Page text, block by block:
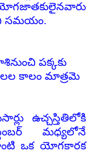
యోగజాతకులైనవారు
సమయం.
పక్కకు
కాలం మాత్రమె
ఉచ్చస్తితిలోకి
మధ్యలోనే
ఒక యోగకారక